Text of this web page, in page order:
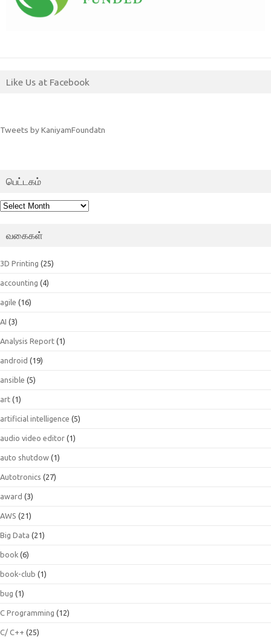
Like Us at Facebook
Tweets by KaniyamFoundatn
பெட்டகம்
பெட்டகம்
வகைகள்
3D Printing (25)
accounting (4)
agile (16)
AI (3)
Analysis Report (1)
android (19)
ansible (5)
art (1)
artificial intelligence (5)
audio video editor (1)
auto shutdow (1)
Autotronics (27)
award (3)
AWS (21)
Big Data (21)
book (6)
book-club (1)
bug (1)
C Programming (12)
C/ C++ (25)